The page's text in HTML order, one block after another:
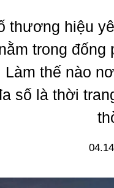
thương hiệu
trong đống
Làm thế nào
số là thời